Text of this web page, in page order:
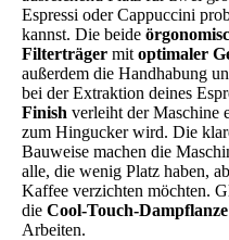
Espressi oder Cappuccini
kannst. Die beide
Filterträger mitoptimaler
außerdem die Handhabung
bei der Extraktion deines
Finish verleiht der Maschine
zum Hingucker wird. Die
Bauweise machen die
alle, die wenig Platz haben,
Kaffee verzichten möchten.
dieCool-Touch-Dampflanze
Arbeiten.